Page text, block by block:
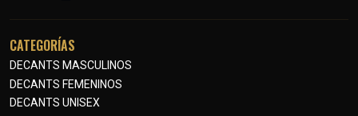
CATEGORÍAS
DECANTS MASCULINOS
DECANTS FEMENINOS
DECANTS UNISEX